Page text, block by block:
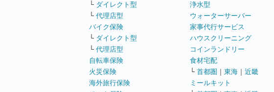
└ ダイレクト型
└ 代理店型
バイク保険
└ ダイレクト型
└ 代理店型
自転車保険
火災保険
海外旅行保険
浄水型
ウォーターサーバー
家事代行サービス
ハウスクリーニング
コインランドリー
食材宅配
└ 首都圏 ｜ 東海 ｜ 近畿
ミールキット